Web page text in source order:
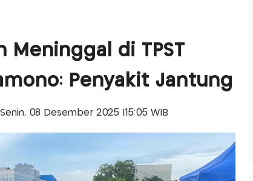
Meninggal di TPST
Penyakit Jantung
08 Desember 2025 |15:05 WIB